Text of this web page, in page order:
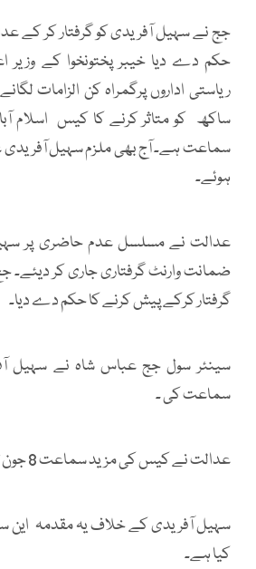
جج نے سہیل آفریدی کو گرفتار کر کے
حکم دے دیا خیبر پختونخوا کے وزیر
ریاستی اداروں پرگمراہ کن الزامات
ساکھ کو متاثر کرنے کا کیس اسلام
سماعت ہے۔ آج بھی ملزم سہیل
ہوئے۔
عدالت نے مسلسل عدم حاضری پر
ضمانت وارنٹ گرفتاری جاری کر دیئے۔
گرفتار کرکے پیش کرنے کا حکم دے دیا۔
سینئر سول جج عباس شاہ نے سہیل
سماعت کی ۔
عدالت نے کیس کی مزید سماعت 8 جون تک ملتوی کردی ۔
سہیل آفریدی کے خلاف یہ مقدمہ
کیا ہے۔